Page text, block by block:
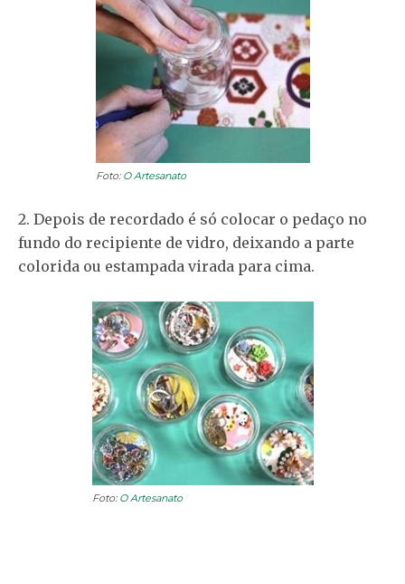
Foto: O Artesanato
2. Depois de recordado é só colocar o pedaço no
fundo do recipiente de vidro, deixando a parte
colorida ou estampada virada para cima.
Foto: O Artesanato